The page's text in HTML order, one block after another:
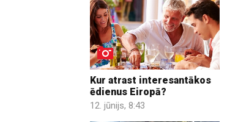
Kur atrast interesantākos
ēdienus Eiropā?
12. jūnijs, 8:43